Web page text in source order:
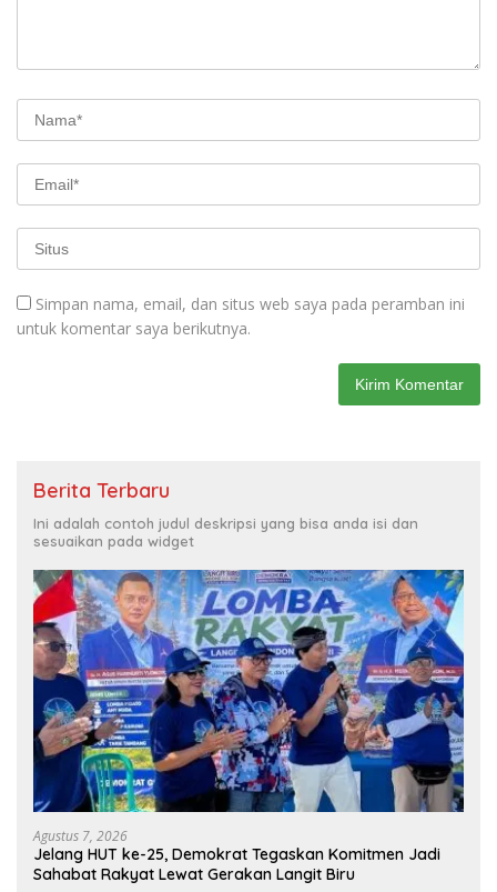
Simpan nama, email, dan situs web saya pada peramban ini
untuk komentar saya berikutnya.
Berita Terbaru
Ini adalah contoh judul deskripsi yang bisa anda isi dan
sesuaikan pada widget
Agustus 7, 2026
Jelang HUT ke-25, Demokrat Tegaskan Komitmen Jadi
Sahabat Rakyat Lewat Gerakan Langit Biru